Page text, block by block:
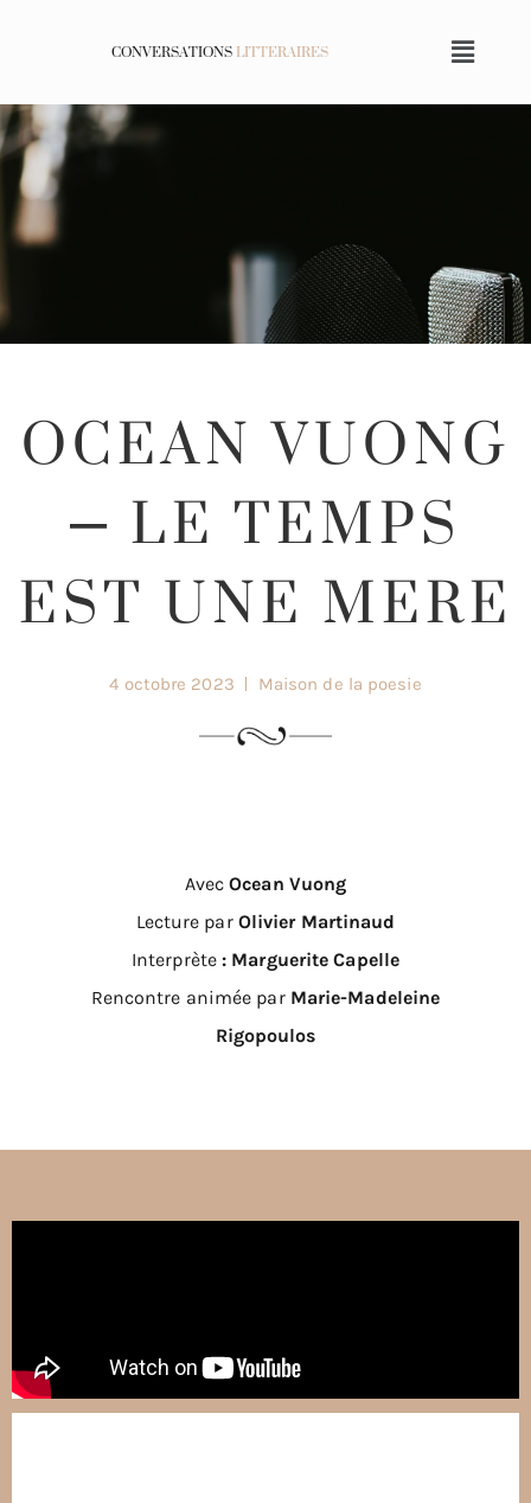
CONVERSATIONSLITTERAIRES
OCEAN VUONG
– LE TEMPS
EST UNE MERE
4 octobre 2023 Maison de la poesie
AvecOcean Vuong
Lecture par Olivier Martinaud
Interprète: Marguerite Capelle
Rencontre animée par Marie-Madeleine
Rigopoulos